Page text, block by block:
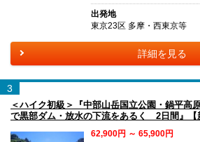
出発地
東京23区 多摩・西東京等
詳細を見る
3
＜ハイク初級＞『中部山岳国立公園・鍋平
で黒部ダム・放水の下流をあるく 2日間』【
62,900円 ～ 65,900円